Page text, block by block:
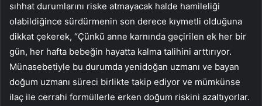
sıhhat durumlarını riske atmayacak halde hamileliği
olabildiğince sürdürmenin son derece kıymetli olduğuna
dikkat çekerek, “Çünkü anne karnında geçirilen ek her bir
gün, her hafta bebeğin hayatta kalma talihini arttırıyor.
Münasebetiyle bu durumda yenidoğan uzmanı ve bayan
doğum uzmanı süreci birlikte takip ediyor ve mümkünse
ilaç ile cerrahi formüllerle erken doğum riskini azaltıyorlar.